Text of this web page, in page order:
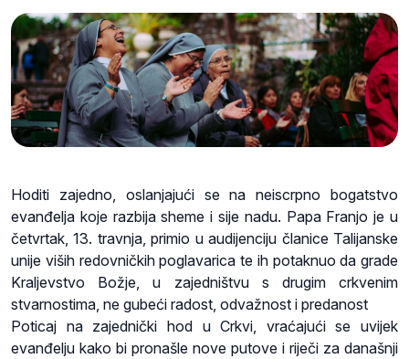
Hoditi zajedno, oslanjajući se na neiscrpno bogatstvo
evanđelja koje razbija sheme i sije nadu. Papa Franjo je u
četvrtak, 13. travnja, primio u audijenciju članice Talijanske
unije viših redovničkih poglavarica te ih potaknuo da grade
Kraljevstvo Božje, u zajedništvu s drugim crkvenim
stvarnostima, ne gubeći radost, odvažnost i predanost
Poticaj na zajednički hod u Crkvi, vraćajući se uvijek
evanđelju kako bi pronašle nove putove i riječi za današnji